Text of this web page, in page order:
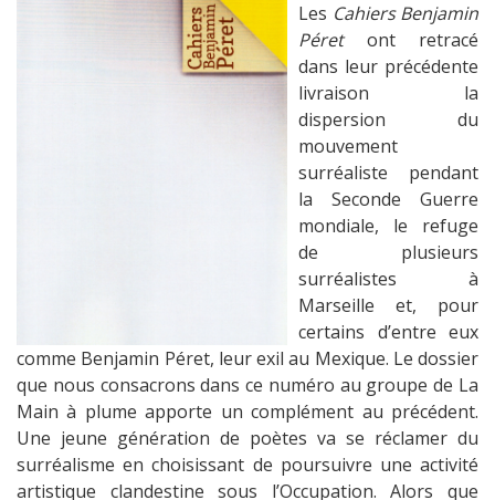
Les Cahiers Benjamin
Péretont retracé
dans leur précédente
livraison la
dispersion du
mouvement
surréaliste pendant
la Seconde Guerre
mondiale, le refuge
de plusieurs
surréalistes à
Marseille et, pour
certains d’entre eux
comme Benjamin Péret, leur exil au Mexique. Le dossier
que nous consacrons dans ce numéro au groupe de La
Main à plume apporte un complément au précédent.
Une jeune génération de poètes va se réclamer du
surréalisme en choisissant de poursuivre une activité
artistique clandestine sous l’Occupation. Alors que